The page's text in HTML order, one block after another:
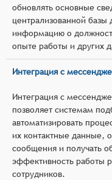
обновлять основные
централизованной базы
информацию о
опыте работы и других
Интеграция с
Интеграция с
позволяет системам
автоматизировать
их контактные данные,
сообщения и получать
эффективность работы
сотрудников.